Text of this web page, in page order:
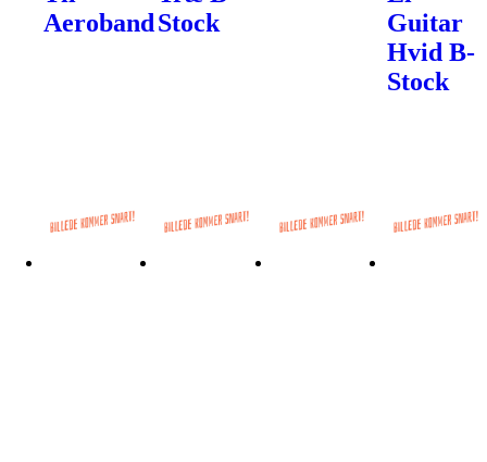
AerobandStock
Guitar
Hvid B-
Stock